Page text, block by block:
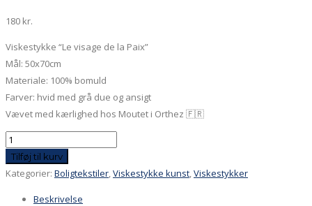
180 kr.
Viskestykke “Le visage de la Paix”
Mål: 50x70cm
Materiale: 100% bomuld
Farver: hvid med grå due og ansigt
Vævet med kærlighed hos Moutet i Orthez 🇫🇷
Viskestykke
"Le
Tilføj til kurv
Kategorier: Boligtekstiler Viskestykke kunst Viskestykker
Beskrivelse